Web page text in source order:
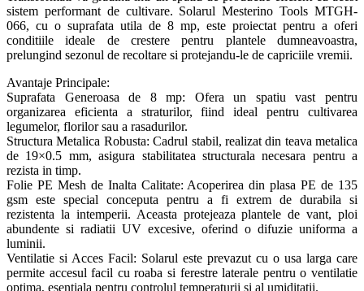
sistem performant de cultivare. Solarul Mesterino Tools MTGH-
066, cu o suprafata utila de 8 mp, este proiectat pentru a oferi
conditiile ideale de crestere pentru plantele dumneavoastra,
prelungind sezonul de recoltare si protejandu-le de capriciile vremii.
Avantaje Principale:
Suprafata Generoasa de 8 mp: Ofera un spatiu vast pentru
organizarea eficienta a straturilor, fiind ideal pentru cultivarea
legumelor, florilor sau a rasadurilor.
Structura Metalica Robusta: Cadrul stabil, realizat din teava metalica
de 19×0.5 mm, asigura stabilitatea structurala necesara pentru a
rezista in timp.
Folie PE Mesh de Inalta Calitate: Acoperirea din plasa PE de 135
gsm este special conceputa pentru a fi extrem de durabila si
rezistenta la intemperii. Aceasta protejeaza plantele de vant, ploi
abundente si radiatii UV excesive, oferind o difuzie uniforma a
luminii.
Ventilatie si Acces Facil: Solarul este prevazut cu o usa larga care
permite accesul facil cu roaba si ferestre laterale pentru o ventilatie
optima, esentiala pentru controlul temperaturii si al umiditatii.